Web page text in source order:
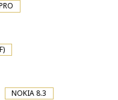
NOKIA 8.3